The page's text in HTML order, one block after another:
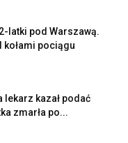
latki pod Warszawą.
kołami pociągu
lekarz kazał podać
zmarła po...